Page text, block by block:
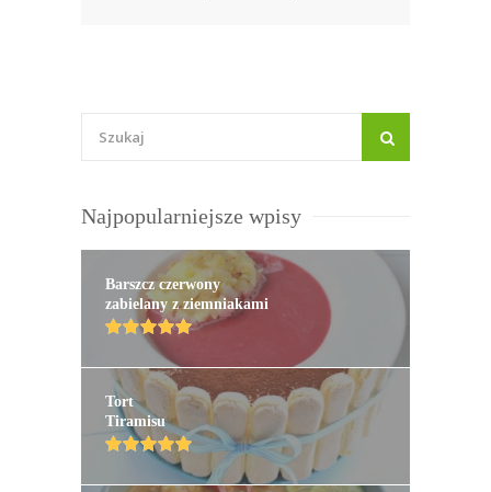
Najpopularniejsze wpisy
Barszcz czerwony
zabielany z ziemniakami
Tort
Tiramisu